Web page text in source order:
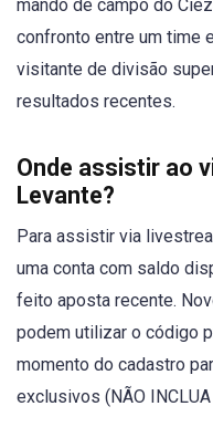
mando de campo do
confronto entre um time
visitante de divisão
resultados recentes.
Onde assistir ao
Levante?
Para assistir via
uma conta com saldo
feito aposta recente.
podem utilizar o código
momento do cadastro
exclusivos (NÃO